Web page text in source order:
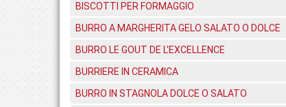
BISCOTTI PER FORMAGGIO
BURRO A MARGHERITA GELO SALATO O DOLCE
BURRO LE GOUT DE L'EXCELLENCE
BURRIERE IN CERAMICA
BURRO IN STAGNOLA DOLCE O SALATO